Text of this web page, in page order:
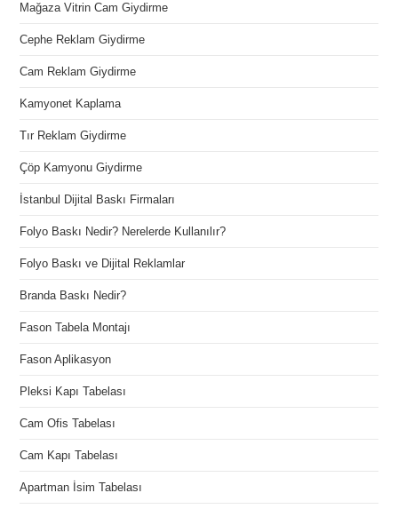
Mağaza Vitrin Cam Giydirme
Cephe Reklam Giydirme
Cam Reklam Giydirme
Kamyonet Kaplama
Tır Reklam Giydirme
Çöp Kamyonu Giydirme
İstanbul Dijital Baskı Firmaları
Folyo Baskı Nedir? Nerelerde Kullanılır?
Folyo Baskı ve Dijital Reklamlar
Branda Baskı Nedir?
Fason Tabela Montajı
Fason Aplikasyon
Pleksi Kapı Tabelası
Cam Ofis Tabelası
Cam Kapı Tabelası
Apartman İsim Tabelası